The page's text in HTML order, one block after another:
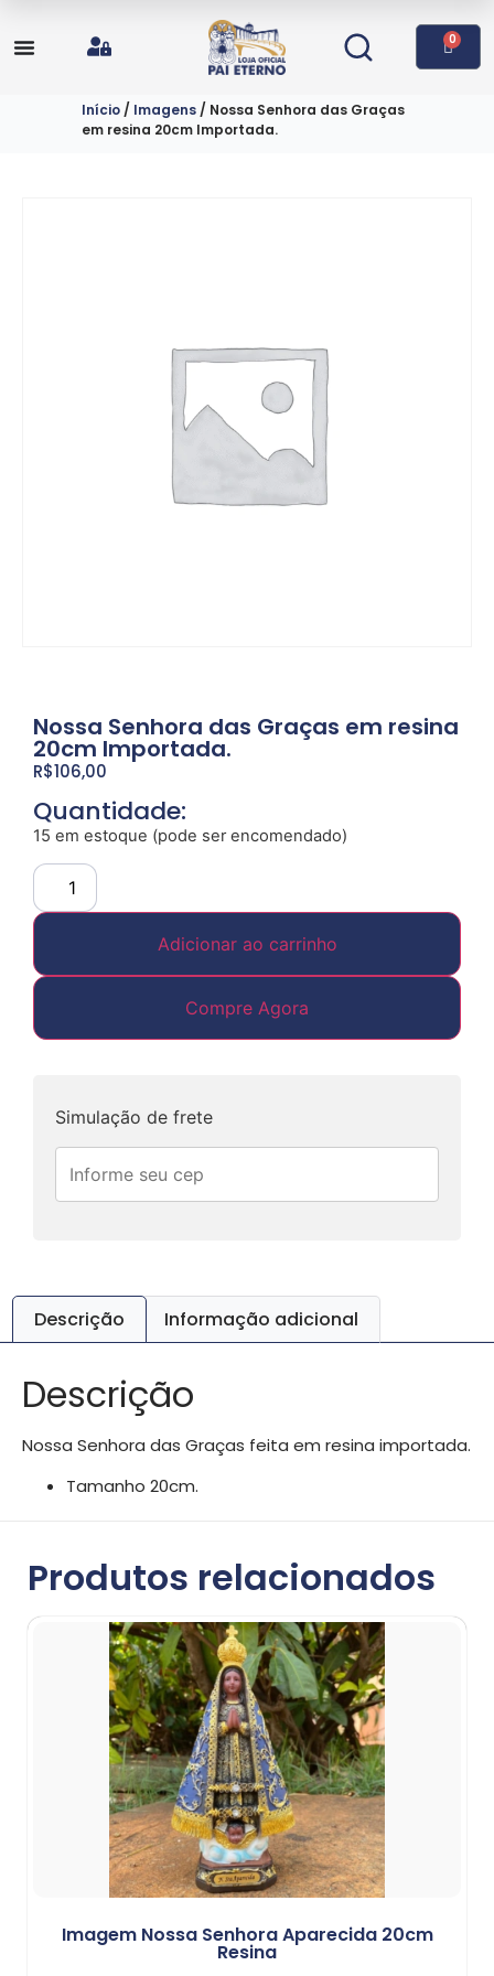
0
Início / Imagens / Nossa Senhora das Graças
em resina 20cm Importada.
Nossa Senhora das Graças em resina
20cm Importada.
R$106,00
Quantidade:
15 em estoque (pode ser encomendado)
Adicionar ao carrinho
Compre Agora
Simulação de frete
Descrição Informação adicional
Descrição
Nossa Senhora das Graças feita em resina importada.
Tamanho 20cm.
Produtos relacionados
Imagem Nossa Senhora Aparecida 20cm
Resina